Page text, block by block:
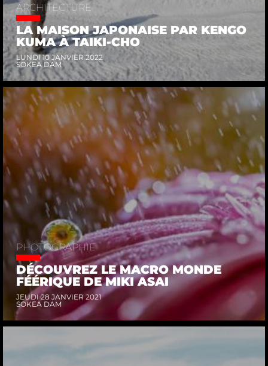
ARCHITECTURE
LA MAISON JAPONAISE PAR KENGO
KUMA À TAIKI-CHO
LUNDI 10 JANVIER 2022
SOKEA DAM
PHOTOGRAPHIE
DÉCOUVREZ LE MACRO MONDE
FÉÉRIQUE DE MIKI ASAI
JEUDI 28 JANVIER 2021
SOKEA DAM